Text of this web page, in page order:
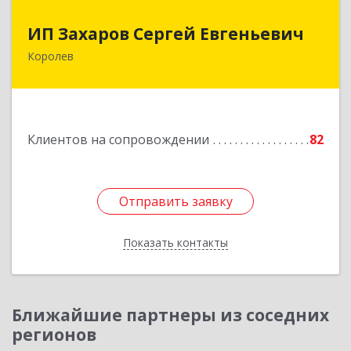
ИП Захаров Сергей Евгеньевич
Королев
Клиентов на сопровождении 82
Отправить заявку
Показать контакты
ИП Захаров Сергей Евгеньевич
Подробнее
Отправить заявку
Назад
Ближайшие партнеры из соседних
регионов